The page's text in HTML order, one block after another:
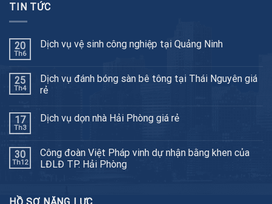
TIN TỨC
20
Th6
Dịch vụ vệ sinh công nghiệp tại Quảng Ninh
25
Th4
Dịch vụ đánh bóng sàn bê tông tại Thái Nguyên giá
rẻ
17
Th3
Dịch vụ dọn nhà Hải Phòng giá rẻ
30
Th12
Công đoàn Việt Pháp vinh dự nhận bằng khen của
LĐLĐ TP. Hải Phòng